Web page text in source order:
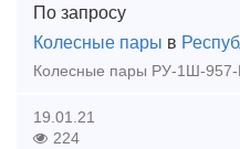
По запросу
Колесные пары в
19.01.21
224